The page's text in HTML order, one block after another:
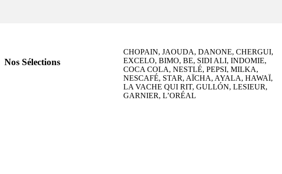
Nos Sélections
CHOPAIN, JAOUDA, DANONE, CHERGUI,
EXCELO, BIMO, BE, SIDI ALI, INDOMIE,
COCA COLA, NESTLÉ, PEPSI, MILKA,
NESCAFÉ, STAR, AÏCHA, AYALA, HAWAÏ,
LA VACHE QUI RIT, GULLÓN, LESIEUR,
GARNIER, L’ORÉAL